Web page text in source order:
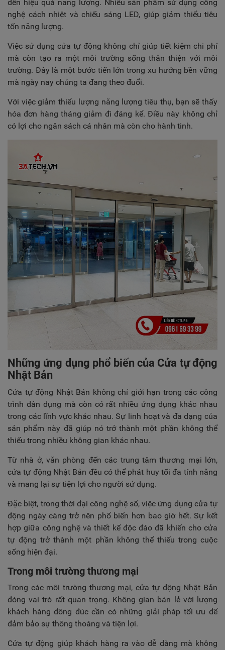
đến hiệu quả năng lượng. Nhiều sản phẩm sử dụng công
nghệ cách nhiệt và chiếu sáng LED, giúp giảm thiểu tiêu
tốn năng lượng.
Việc sử dụng cửa tự động không chỉ giúp tiết kiệm chi phí
mà còn tạo ra một môi trường sống thân thiện với môi
trường. Đây là một bước tiến lớn trong xu hướng bền vững
mà ngày nay chúng ta đang theo đuổi.
Với việc giảm thiểu lượng năng lượng tiêu thụ, bạn sẽ thấy
hóa đơn hàng tháng giảm đi đáng kể. Điều này không chỉ
có lợi cho ngân sách cá nhân mà còn cho hành tinh.
Những ứng dụng phổ biến của Cửa tự động
Nhật Bản
Cửa tự động Nhật Bản không chỉ giới hạn trong các công
trình dân dụng mà còn có rất nhiều ứng dụng khác nhau
trong các lĩnh vực khác nhau. Sự linh hoạt và đa dạng của
sản phẩm này đã giúp nó trở thành một phần không thể
thiếu trong nhiều không gian khác nhau.
Từ nhà ở, văn phòng đến các trung tâm thương mại lớn,
cửa tự động Nhật Bản đều có thể phát huy tối đa tính năng
và mang lại sự tiện lợi cho người sử dụng.
Đặc biệt, trong thời đại công nghệ số, việc ứng dụng cửa tự
động ngày càng trở nên phổ biến hơn bao giờ hết. Sự kết
hợp giữa công nghệ và thiết kế độc đáo đã khiến cho cửa
tự động trở thành một phần không thể thiếu trong cuộc
sống hiện đại.
Trong môi trường thương mại
Trong các môi trường thương mại, cửa tự động Nhật Bản
đóng vai trò rất quan trọng. Không gian bán lẻ với lượng
khách hàng đông đúc cần có những giải pháp tối ưu để
đảm bảo sự thông thoáng và tiện lợi.
Cửa tự động giúp khách hàng ra vào dễ dàng mà không